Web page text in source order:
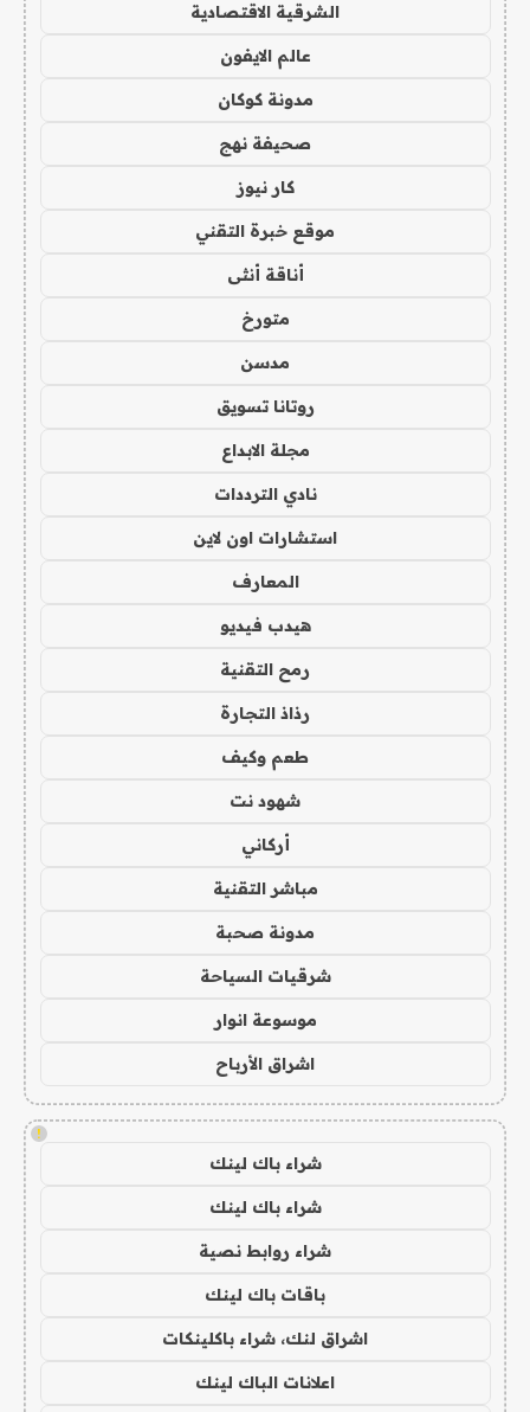
الشرقية الاقتصادية
عالم الايفون
مدونة كوكان
صحيفة نهج
كار نيوز
موقع خبرة التقني
أناقة أنثى
متورخ
مدسن
روتانا تسويق
مجلة الابداع
نادي الترددات
استشارات اون لاين
المعارف
هيدب فيديو
رمح التقنية
رذاذ التجارة
طعم وكيف
شهود نت
أركاني
مباشر التقنية
مدونة صحبة
شرقيات السياحة
موسوعة انوار
اشراق الأرباح
!
شراء باك لينك
شراء باك لينك
شراء روابط نصية
باقات باك لينك
اشراق لنك، شراء باكلينكات
اعلانات الباك لينك